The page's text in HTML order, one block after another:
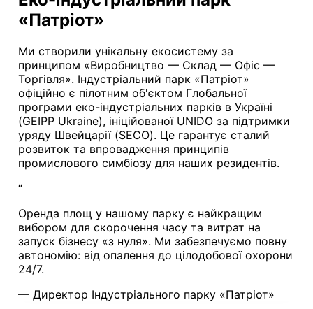
«Патріот»
Ми створили унікальну екосистему за
принципом «Виробництво — Склад — Офіс —
Торгівля». Індустріальний парк «Патріот»
офіційно є пілотним об'єктом Глобальної
програми еко-індустріальних парків в Україні
(GEIPP Ukraine), ініційованої UNIDO за підтримки
уряду Швейцарії (SECO). Це гарантує сталий
розвиток та впровадження принципів
промислового симбіозу для наших резидентів.
“
Оренда площ у нашому парку є найкращим
вибором для скорочення часу та витрат на
запуск бізнесу «з нуля». Ми забезпечуємо повну
автономію: від опалення до цілодобової охорони
24/7.
— Директор Індустріального парку «Патріот»